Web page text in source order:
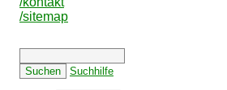
/sitemap
Suchhilfe